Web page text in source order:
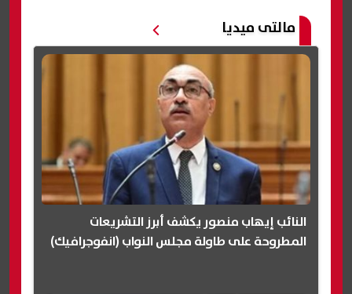
مالتى ميديا
النائب إيهاب منصور يكشف أبرز التشريعات
المطروحة على طاولة مجلس النواب (انفوجرافيك)